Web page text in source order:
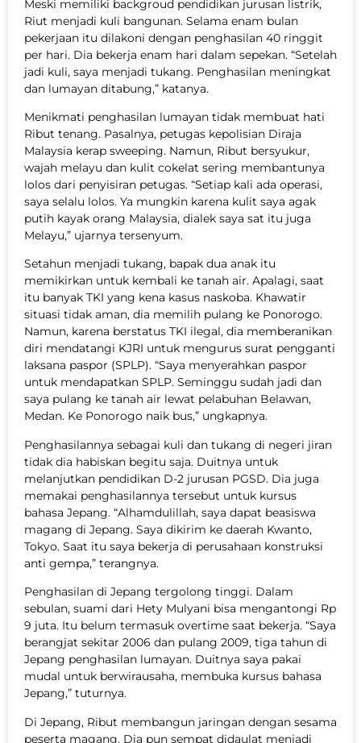
Meski memiliki backgroud pendidikan jurusan listrik,
Riut menjadi kuli bangunan. Selama enam bulan
pekerjaan itu dilakoni dengan penghasilan 40 ringgit
per hari. Dia bekerja enam hari dalam sepekan. “Setelah
jadi kuli, saya menjadi tukang. Penghasilan meningkat
dan lumayan ditabung,” katanya.
Menikmati penghasilan lumayan tidak membuat hati
Ribut tenang. Pasalnya, petugas kepolisian Diraja
Malaysia kerap sweeping. Namun, Ribut bersyukur,
wajah melayu dan kulit cokelat sering membantunya
lolos dari penyisiran petugas. “Setiap kali ada operasi,
saya selalu lolos. Ya mungkin karena kulit saya agak
putih kayak orang Malaysia, dialek saya sat itu juga
Melayu,” ujarnya tersenyum.
Setahun menjadi tukang, bapak dua anak itu
memikirkan untuk kembali ke tanah air. Apalagi, saat
itu banyak TKI yang kena kasus naskoba. Khawatir
situasi tidak aman, dia memilih pulang ke Ponorogo.
Namun, karena berstatus TKI ilegal, dia memberanikan
diri mendatangi KJRI untuk mengurus surat pengganti
laksana paspor (SPLP). “Saya menyerahkan paspor
untuk mendapatkan SPLP. Seminggu sudah jadi dan
saya pulang ke tanah air lewat pelabuhan Belawan,
Medan. Ke Ponorogo naik bus,” ungkapnya.
Penghasilannya sebagai kuli dan tukang di negeri jiran
tidak dia habiskan begitu saja. Duitnya untuk
melanjutkan pendidikan D-2 jurusan PGSD. Dia juga
memakai penghasilannya tersebut untuk kursus
bahasa Jepang. “Alhamdulillah, saya dapat beasiswa
magang di Jepang. Saya dikirim ke daerah Kwanto,
Tokyo. Saat itu saya bekerja di perusahaan konstruksi
anti gempa,” terangnya.
Penghasilan di Jepang tergolong tinggi. Dalam
sebulan, suami dari Hety Mulyani bisa mengantongi Rp
9 juta. Itu belum termasuk overtime saat bekerja. “Saya
berangjat sekitar 2006 dan pulang 2009, tiga tahun di
Jepang penghasilan lumayan. Duitnya saya pakai
mudal untuk berwirausaha, membuka kursus bahasa
Jepang,” tuturnya.
Di Jepang, Ribut membangun jaringan dengan sesama
peserta magang. Dia pun sempat didaulat menjadi